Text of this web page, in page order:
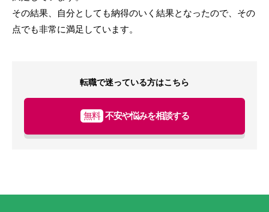
その結果、自分としても納得のいく結果となったので、その
点でも非常に満足しています。
転職で迷っている方はこちら
無料 不安や悩みを相談する